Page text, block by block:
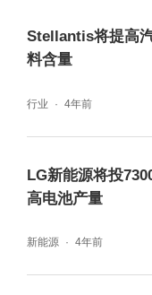
Stellantis将提高
料含量
行业 4年前
LG新能源将投
高电池产量
新能源 4年前